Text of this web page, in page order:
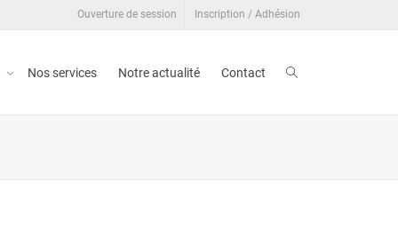
Ouverture de session Inscription / Adhésion
Nos services Notre actualité Contact